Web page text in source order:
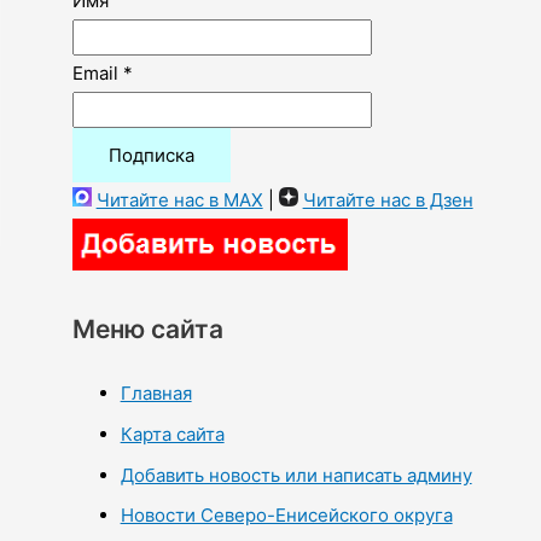
Email *
Читайте нас в MAX Читайте нас в Дзен
Меню сайта
Главная
Карта сайта
Добавить новость или написать админу
Новости Северо-Енисейского округа